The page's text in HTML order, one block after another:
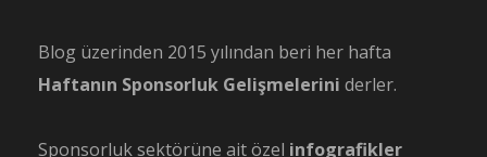
Blog üzerinden 2015 yılından beri her hafta
Haftanın Sponsorluk Gelişmelerini derler.
Sponsorluk sektörüne ait özel infografikler